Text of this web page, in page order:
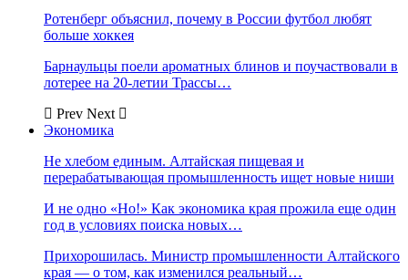
Ротенберг объяснил, почему в России футбол любят
больше хоккея
Барнаульцы поели ароматных блинов и поучаствовали в
лотерее на 20-летии Трассы…
Prev Next
Экономика
Не хлебом единым. Алтайская пищевая и
перерабатывающая промышленность ищет новые ниши
И не одно «Но!» Как экономика края прожила еще один
год в условиях поиска новых…
Прихорошилась. Министр промышленности Алтайского
края — о том, как изменился реальный…